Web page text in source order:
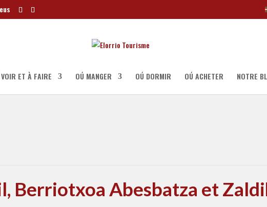
ET À FAIRE OÚ MANGER OÚ DORMIR OÚ ACHETER NOTRE
Berriotxoa Abesbatza et